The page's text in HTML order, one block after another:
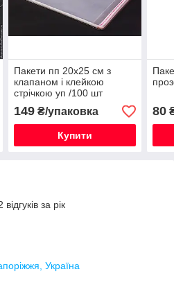
Пакети пп 20х25 см з
клапаном і клейкою
стрічкою уп /100 шт
149₴/упаковка
Купити
80
за рік
Україна